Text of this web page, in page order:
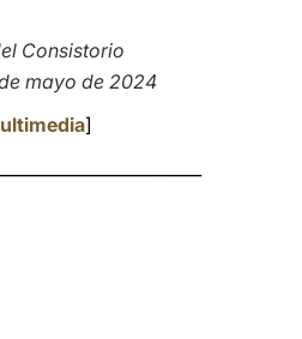
Consistorio
mayo de 2024
]